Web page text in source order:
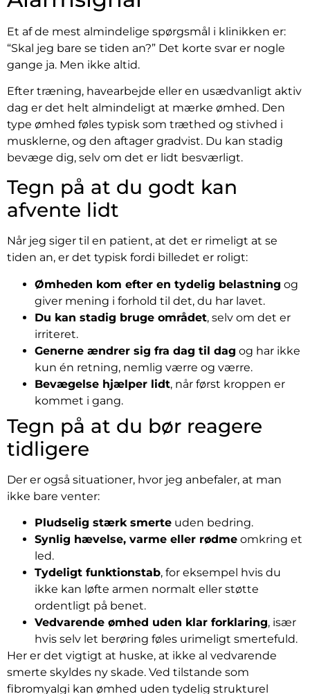
Et af de mest almindelige spørgsmål i klinikken er:
“Skal jeg bare se tiden an?” Det korte svar er nogle
gange ja. Men ikke altid.
Efter træning, havearbejde eller en usædvanligt aktiv
dag er det helt almindeligt at mærke ømhed. Den
type ømhed føles typisk som træthed og stivhed i
musklerne, og den aftager gradvist. Du kan stadig
bevæge dig, selv om det er lidt besværligt.
Tegn på at du godt kan
afvente lidt
Når jeg siger til en patient, at det er rimeligt at se
tiden an, er det typisk fordi billedet er roligt:
Ømheden kom efter en tydelig belastning og
giver mening i forhold til det, du har lavet.
Du kan stadig bruge området, selv om det er
irriteret.
Generne ændrer sig fra dag til dag og har ikke
kun én retning, nemlig værre og værre.
Bevægelse hjælper lidt, når først kroppen er
kommet i gang.
Tegn på at du bør reagere
tidligere
Der er også situationer, hvor jeg anbefaler, at man
ikke bare venter:
Pludselig stærk smerte uden bedring.
Synlig hævelse, varme eller rødme omkring et
led.
Tydeligt funktionstab, for eksempel hvis du
ikke kan løfte armen normalt eller støtte
ordentligt på benet.
Vedvarende ømhed uden klar forklaring, især
hvis selv let berøring føles urimeligt smertefuld.
Her er det vigtigt at huske, at ikke al vedvarende
smerte skyldes ny skade. Ved tilstande som
fibromyalgi kan ømhed uden tydelig strukturel